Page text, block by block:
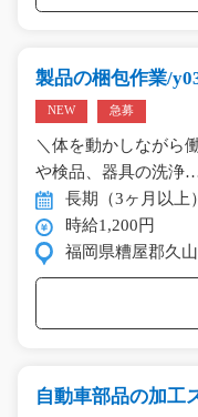
製品の梱包作業/
NEW 急募
＼体を動かしながら
や検品、器具の洗浄
長期（3ヶ月以上）
時給1,200円
福岡県糟屋郡久
自動車部品の加工